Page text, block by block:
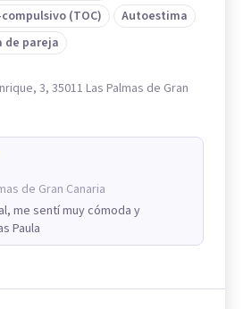
(TOC)
Autoestima
de pareja
3, 35011 Las Palmas de Gran
de Gran Canaria
me sentí muy cómoda y
Paula